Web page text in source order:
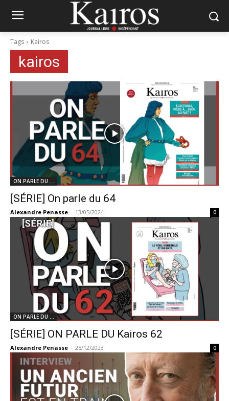
Tags Kairos
kairos
ON PARLE DU ...
[SÉRIE] On parle du 64
Alexandre Penasse - 13/05/2024 0
ON PARLE DU ...
[SÉRIE] ON PARLE DU Kairos 62
Alexandre Penasse - 25/12/2023 0